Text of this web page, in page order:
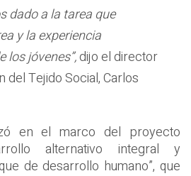
dado a la tarea que
y la experiencia
los jóvenes”,dijo el director
del Tejido Social, Carlos
en el marco del proyecto
alternativo integral y
de desarrollo humano”, que